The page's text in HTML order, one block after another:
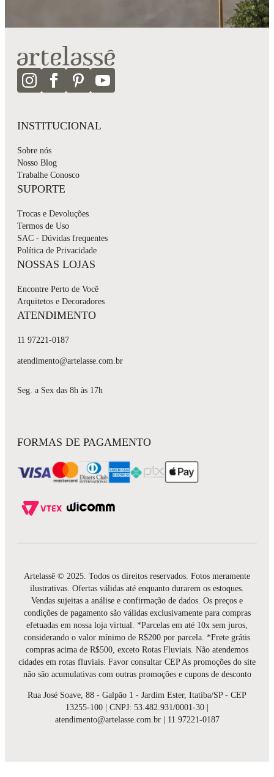
INSTITUCIONAL
Sobre nós
Nosso Blog
Trabalhe Conosco
SUPORTE
Trocas e Devoluções
Termos de Uso
SAC - Dúvidas frequentes
Política de Privacidade
NOSSAS LOJAS
Encontre Perto de Você
Arquitetos e Decoradores
ATENDIMENTO
11 97221-0187
atendimento@artelasse.com.br
Seg. a Sex das 8h às 17h
FORMAS DE PAGAMENTO
Artelassê © 2025. Todos os direitos reservados. Fotos meramente
ilustrativas. Ofertas válidas até enquanto durarem os estoques.
Vendas sujeitas a análise e confirmação de dados. Os preços e
condições de pagamento são válidas exclusivamente para compras
efetuadas em nossa loja virtual. *Parcelas em até 10x sem juros,
considerando o valor mínimo de R$200 por parcela. *Frete grátis
compras acima de R$500, exceto Rotas Fluviais. Não atendemos
cidades em rotas fluviais. Favor consultar CEP As promoções do site
não são acumulativas com outras promoções e cupons de desconto
Rua José Soave, 88 - Galpão 1 - Jardim Ester, Itatiba/SP - CEP
13255-100 | CNPJ: 53.482.931/0001-30 |
atendimento@artelasse.com.br | 11 97221-0187